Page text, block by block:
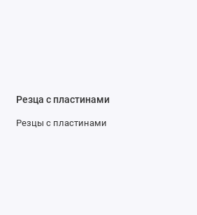
Резца с пластинами
Резцы с пластинами